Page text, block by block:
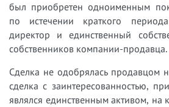
был приобретен одноименным
по истечении краткого
директор и единственный
собственников компании-продавца.
Сделка не одобрялась продавцом
сделка с заинтересованностью,
являлся единственным активом, на